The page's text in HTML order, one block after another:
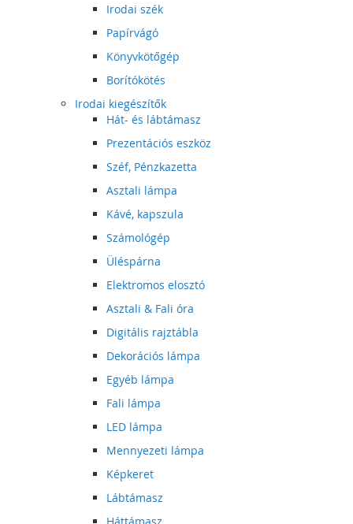
Irodai szék
Papírvágó
Könyvkötőgép
Borítókötés
Irodai kiegészítők
Hát- és lábtámasz
Prezentációs eszköz
Széf, Pénzkazetta
Asztali lámpa
Kávé, kapszula
Számológép
Üléspárna
Elektromos elosztó
Asztali & Fali óra
Digitális rajztábla
Dekorációs lámpa
Egyéb lámpa
Fali lámpa
LED lámpa
Mennyezeti lámpa
Képkeret
Lábtámasz